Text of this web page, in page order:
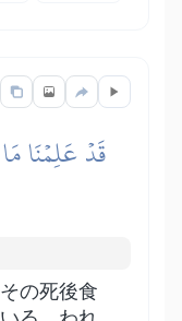
قَدۡ عَلِمۡنَا
の死後食